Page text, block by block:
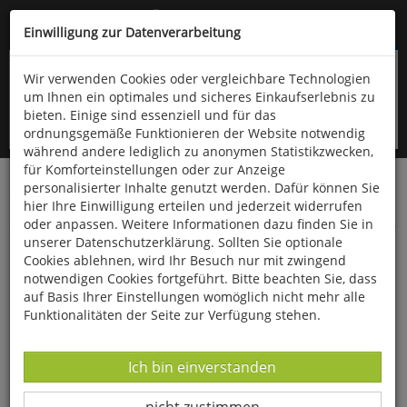
Kompletten Head der Seite überspringen
oder (06766) 9323-960
Startseite Bücher Downloads
Zeitschriften
Der Falke
Der Verein Sächsischer Ornithologen vor den
Herausforderungen der Zukunft
Einwilligung zur Datenverarbeitung
Wir verwenden Cookies oder vergleichbare Technologien
um Ihnen ein optimales und sicheres Einkaufserlebnis zu
bieten. Einige sind essenziell und für das
ordnungsgemäße Funktionieren der Website notwendig
während andere lediglich zu anonymen Statistikzwecken,
für Komforteinstellungen oder zur Anzeige
personalisierter Inhalte genutzt werden. Dafür können Sie
hier Ihre Einwilligung erteilen und jederzeit widerrufen
oder anpassen. Weitere Informationen dazu finden Sie in
unserer Datenschutzerklärung. Sollten Sie optionale
Cookies ablehnen, wird Ihr Besuch nur mit zwingend
notwendigen Cookies fortgeführt. Bitte beachten Sie, dass
auf Basis Ihrer Einstellungen womöglich nicht mehr alle
Funktionalitäten der Seite zur Verfügung stehen.
Datenverarbeitung -
Ich bin einverstanden